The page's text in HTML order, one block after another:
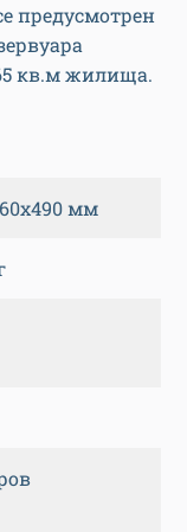
предусмотрен
кв.м жилища.
мм